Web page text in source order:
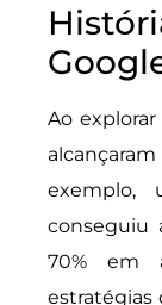
Ao explorar
exemplo,
conseguiu
70% em
estratégias